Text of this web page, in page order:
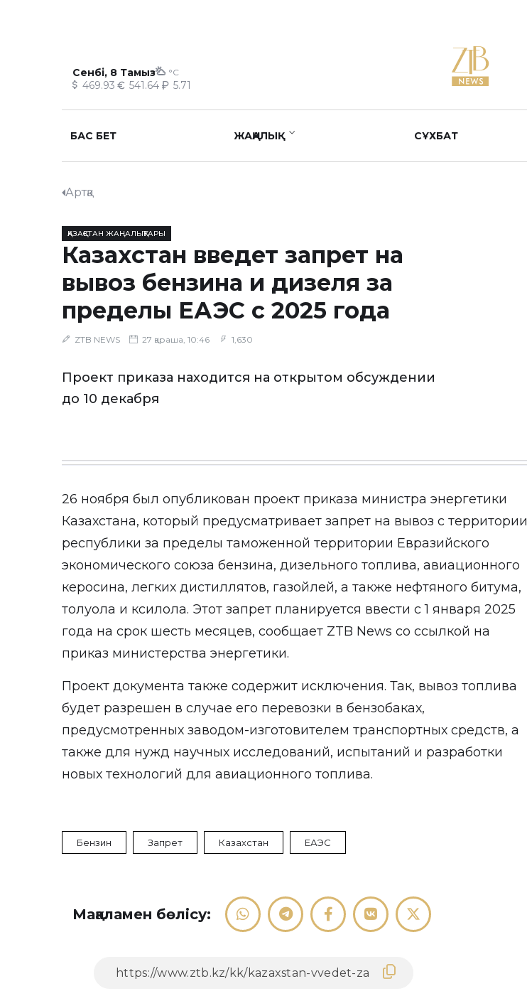
Сенбі, 8 Тамыз °C
469.93 541.64 5.71
БАС БЕТ ЖАҢАЛЫҚ СҰХБАТ
Артқа
ҚАЗАҚСТАН ЖАҢАЛЫҚТАРЫ
Казахстан введет запрет на
вывоз бензина и дизеля за
пределы ЕАЭС с 2025 года
ZTB NEWS 27 қараша, 10:46 1,630
Проект приказа находится на открытом обсуждении
до 10 декабря
26 ноября был опубликован проект приказа министра энергетики
Казахстана, который предусматривает запрет на вывоз с территории
республики за пределы таможенной территории Евразийского
экономического союза бензина, дизельного топлива, авиационного
керосина, легких дистиллятов, газойлей, а также нефтяного битума,
толуола и ксилола. Этот запрет планируется ввести с 1 января 2025
года на срок шесть месяцев, сообщает ZTB News со ссылкой на
приказ министерства энергетики.
Проект документа также содержит исключения. Так, вывоз топлива
будет разрешен в случае его перевозки в бензобаках,
предусмотренных заводом-изготовителем транспортных средств, а
также для нужд научных исследований, испытаний и разработки
новых технологий для авиационного топлива.
Бензин Запрет Казахстан ЕАЭС
Мақаламен бөлісу: